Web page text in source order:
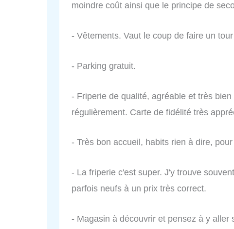
moindre coût ainsi que le principe de
- Vêtements. Vaut le coup de faire un
- Parking gratuit.
- Friperie de qualité, agréable et très
régulièrement. Carte de fidélité très
- Très bon accueil, habits rien à dire,
- La friperie c'est super. J'y trouve
parfois neufs à un prix très correct.
- Magasin à découvrir et pensez à y aller